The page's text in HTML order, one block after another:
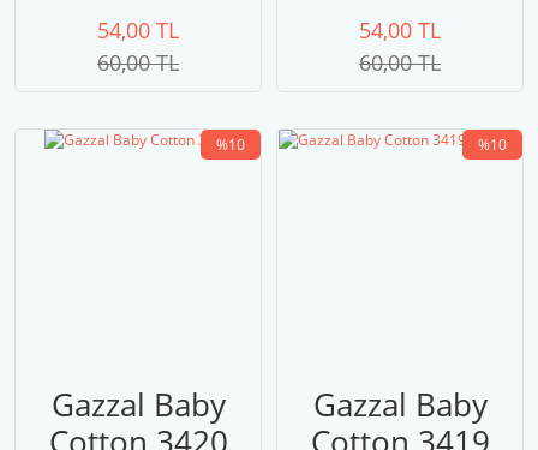
54,00 TL
60,00 TL
54,00 TL
60,00 TL
%10
Gazzal Baby
%10
Gazzal Baby